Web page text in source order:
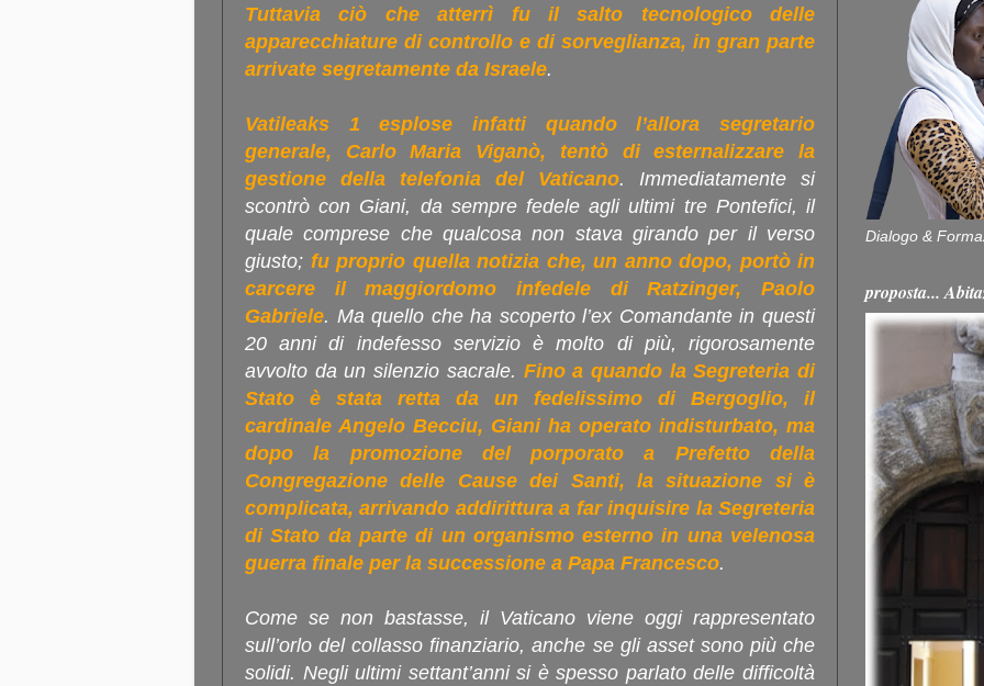
Tuttavia ciò che atterrì fu il salto tecnologico delle
apparecchiature di controllo e di sorveglianza, in gran parte
arrivate segretamente da Israele.
Vatileaks 1 esplose infatti quando l’allora segretario
generale, Carlo Maria Viganò, tentò di esternalizzare la
gestione della telefonia del Vaticano. Immediatamente si
scontrò con Giani, da sempre fedele agli ultimi tre Pontefici, il
quale comprese che qualcosa non stava girando per il verso
giusto; fu proprio quella notizia che, un anno dopo, portò in
carcere il maggiordomo infedele di Ratzinger, Paolo
Gabriele. Ma quello che ha scoperto l’ex Comandante in questi
20 anni di indefesso servizio è molto di più, rigorosamente
avvolto da un silenzio sacrale. Fino a quando la Segreteria di
Stato è stata retta da un fedelissimo di Bergoglio, il
cardinale Angelo Becciu, Giani ha operato indisturbato, ma
dopo la promozione del porporato a Prefetto della
Congregazione delle Cause dei Santi, la situazione si è
complicata, arrivando addirittura a far inquisire la Segreteria
di Stato da parte di un organismo esterno in una velenosa
guerra finale per la successione a Papa Francesco.
Come se non bastasse, il Vaticano viene oggi rappresentato
sull’orlo del collasso finanziario, anche se gli asset sono più che
solidi. Negli ultimi settant’anni si è spesso parlato delle difficoltà
Dialogo &
proposta...